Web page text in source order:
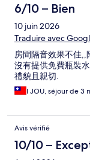
6/10 – Bien
10 juin 2026
Traduire avec
房間隔音效果不佳
沒有提供免費瓶裝
禮貌且親切.
I JOU, séjour de 3
Avis vérifié
10/10 –